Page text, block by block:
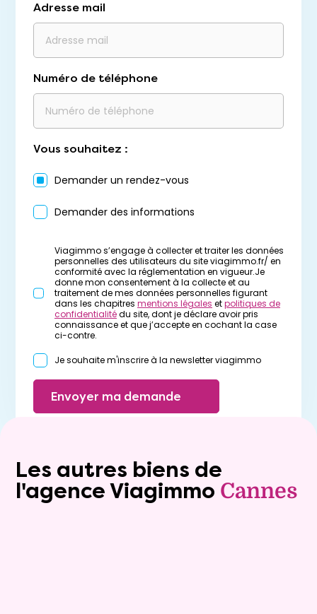
Adresse mail
Numéro de téléphone
Vous souhaitez :
Demander un rendez-vous
Demander des informations
Viagimmo s’engage à collecter et traiter les données
personnelles des utilisateurs du site viagimmo.fr/ en
conformité avec la réglementation en vigueur.Je
donne mon consentement à la collecte et au
traitement de mes données personnelles figurant
dans les chapitres mentions légales etpolitiques de
confidentialitédu site, dont je déclare avoir pris
connaissance et que j’accepte en cochant la case
ci-contre.
Je souhaite m'inscrire à la newsletter viagimmo
Envoyer ma demande
Les autres biens de
l'agence Viagimmo Cannes